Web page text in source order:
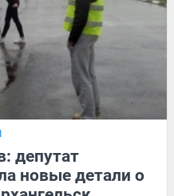
депутат
новые детали о